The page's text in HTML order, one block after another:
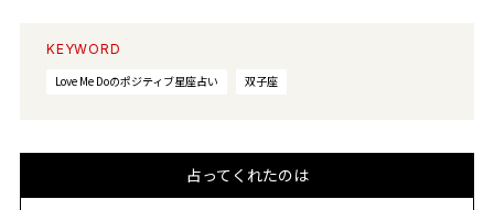
KEYWORD
Love Me Doのポジティブ星座占い
双子座
占ってくれたのは